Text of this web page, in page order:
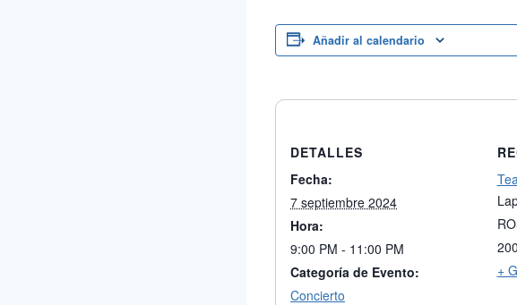
Añadir al calendario
DETALLES
Fecha:
7 septiembre 2024
Hora:
9:00 PM - 11:00 PM
Categoría de Evento:
Concierto
+